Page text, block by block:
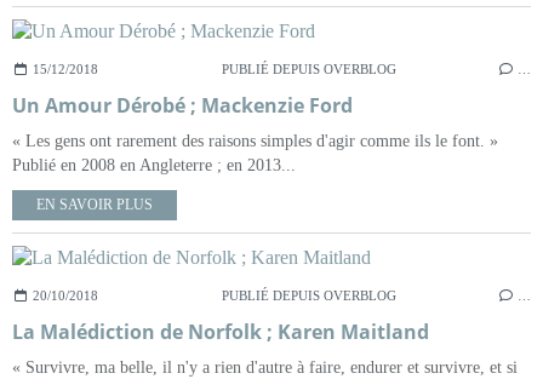
15/12/2018 PUBLIÉ DEPUIS OVERBLOG
Un Amour Dérobé ; Mackenzie Ford
« Les gens ont rarement des raisons simples d'agir comme ils le font. »
Publié en 2008 en Angleterre ; en 2013...
EN SAVOIR PLUS
20/10/2018 PUBLIÉ DEPUIS OVERBLOG
La Malédiction de Norfolk ; Karen Maitland
« Survivre, ma belle, il n'y a rien d'autre à faire, endurer et survivre, et si